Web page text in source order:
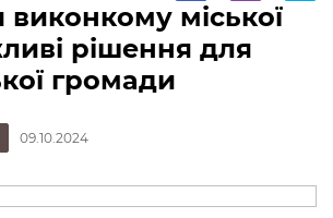
виконкому міської
рішення для
громади
09.10.2024